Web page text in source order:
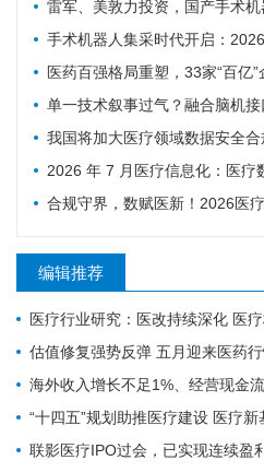
雷军、美敦力投资，国产手术
手术机器人集采时代开启：2026下半年
医药百强格局重塑，33家“百亿”企
单一技术叙事过气？融合脑机接口、AI、具身
我国将加大医疗领域数据安全合规供
2026 年 7 月医疗信息化：医疗数据要素全面放开，
合规守界，数赋医新！2026医疗数据资产流通全链路
编辑推荐
医疗行业研究：医改持续深化 医疗板
估值修复强势反弹 五月迎来医药行
海外收入增长不足1%、经营现金流大降，迈
“十四五”规划助推医疗建设 医疗
联影医疗IPO过会，已实现连续盈利